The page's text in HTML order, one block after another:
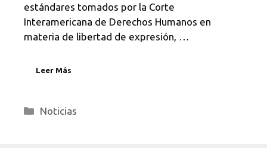
estándares tomados por la Corte
Interamericana de Derechos Humanos en
materia de libertad de expresión, …
Leer Más
Categorías
Noticias